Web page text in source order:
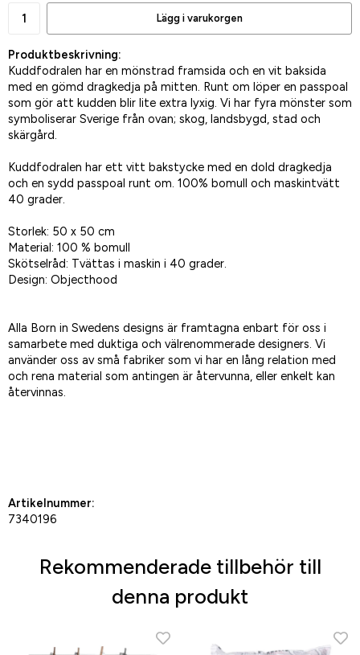
Lägg i varukorgen
Produktbeskrivning:
Kuddfodralen har en mönstrad framsida och en vit baksida
med en gömd dragkedja på mitten. Runt om löper en passpoal
som gör att kudden blir lite extra lyxig. Vi har fyra mönster som
symboliserar Sverige från ovan; skog, landsbygd, stad och
skärgård.
Kuddfodralen har ett vitt bakstycke med en dold dragkedja
och en sydd passpoal runt om. 100% bomull och maskintvätt
40 grader.
Storlek: 50 x 50 cm
Material: 100 % bomull
Skötselråd: Tvättas i maskin i 40 grader.
Design: Objecthood
Alla Born in Swedens designs är framtagna enbart för oss i
samarbete med duktiga och välrenommerade designers. Vi
använder oss av små fabriker som vi har en lång relation med
och rena material som antingen är återvunna, eller enkelt kan
återvinnas.
Artikelnummer:
7340196
Rekommenderade tillbehör till
denna produkt